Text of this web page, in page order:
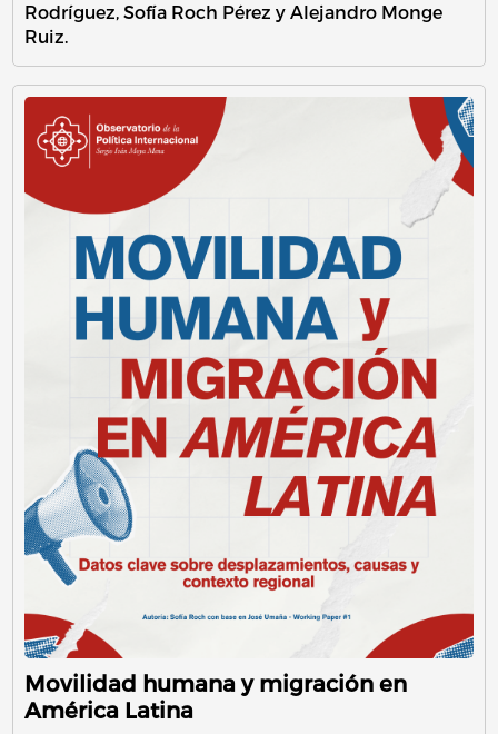
Rodríguez, Sofía Roch Pérez y Alejandro Monge
Ruiz.
Movilidad humana y migración en
América Latina